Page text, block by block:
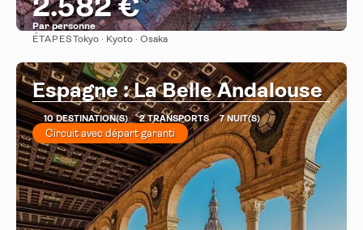
Par personne
ÉTAPESTokyo · Kyoto · Osaka
Espagne : La Belle Andalouse
10 DESTINATION(S) 2 TRANSPORTS 7 NUIT(S)
Circuit avec départ garanti